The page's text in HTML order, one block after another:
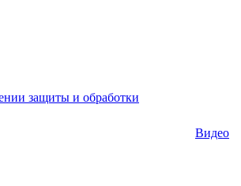
защиты и обработки
Видео